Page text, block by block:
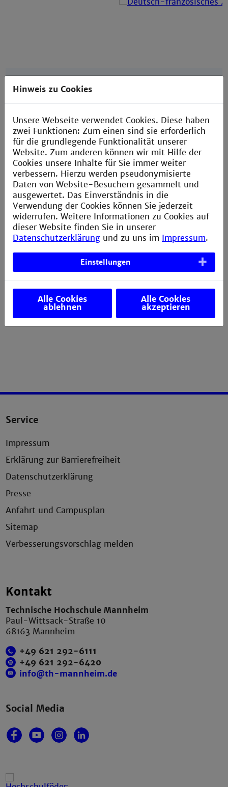
Hochschule Mannheim
Genereller Kontakt:
io@th-mannheim.de
Alle Kontakte
Instagram
YouTube
Datenschutz
Service
Impressum
Erklärung zur Barrierefreiheit
Datenschutzerklärung
Presse
Anfahrt und Campusplan
Sitemap
Verbesserungsvorschlag melden
Kontakt
Technische Hochschule Mannheim
Paul-Wittsack-Straße 10
68163 Mannheim
+49 621 292-6111
+49 621 292-6420
info@th-mannheim.de
Social Media
Hinweis zu Cookies
Unsere Webseite verwendet Cookies. Diese haben
zwei Funktionen: Zum einen sind sie erforderlich
für die grundlegende Funktionalität unserer
Website. Zum anderen können wir mit Hilfe der
Cookies unsere Inhalte für Sie immer weiter
verbessern. Hierzu werden pseudonymisierte
Daten von Website-Besuchern gesammelt und
ausgewertet. Das Einverständnis in die
Verwendung der Cookies können Sie jederzeit
widerrufen. Weitere Informationen zu Cookies auf
dieser Website finden Sie in unserer
Datenschutzerklärung und zu uns im Impressum.
Einstellungen
Alle Cookies
ablehnen
Alle Cookies
akzeptieren